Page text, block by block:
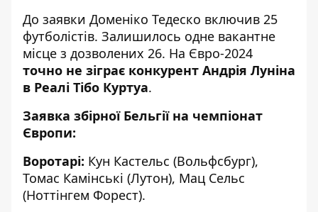
До заявки Доменіко Тедеско включив 25
футболістів. Залишилось одне вакантне
місце з дозволених 26. На Євро-2024
точно не зіграє конкурент Андрія Луніна
в Реалі Тібо Куртуа.
Заявка збірної Бельгії на чемпіонат
Європи:
Воротарі: Кун Кастельс (Вольфсбург),
Томас Камінські (Лутон), Мац Сельс
(Ноттінгем Форест).